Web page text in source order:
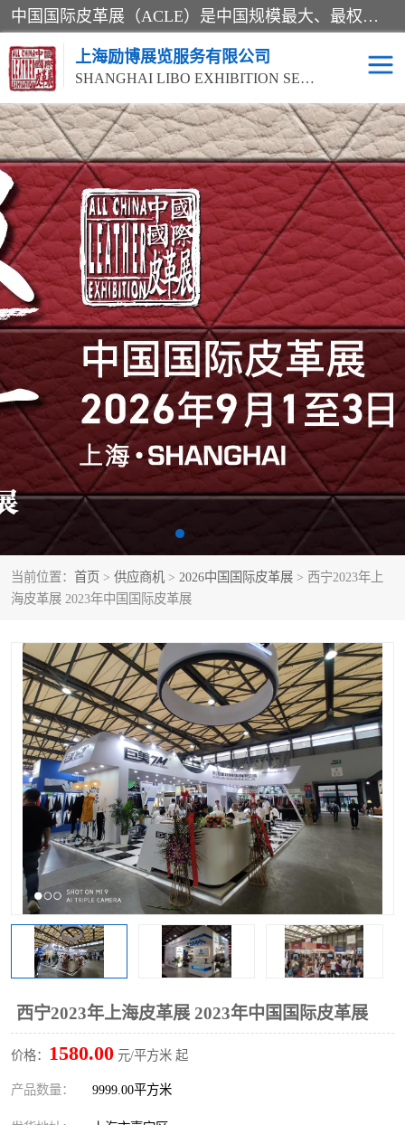
中国国际皮革展（ACLE）是中国规模最大、最权威的国际皮革盛会，自创办以来一直由中国皮革协会（CLIA）和亚太区皮革展有限公司（APLF）共同举办
上海励博展览服务有限公司
SHANGHAI LIBO EXHIBITION SERVICE CO.,LTD
当前位置： 首页 > 供应商机 > 2026中国国际皮革展 > 西宁2023年上
海皮革展 2023年中国国际皮革展
西宁2023年上海皮革展 2023年中国国际皮革展
价格： 1580.00 元/平方米 起
产品数量： 9999.00平方米
2026中国国际皮革展
ACLE
2026上海皮革机械展
2026上海合成革展会 2026中国国际皮革展
2026中国国际皮革展
ACLE
2026中国国际皮革展